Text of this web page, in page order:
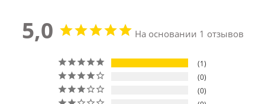
5,0 На основании 1 отзывов
1
0
0